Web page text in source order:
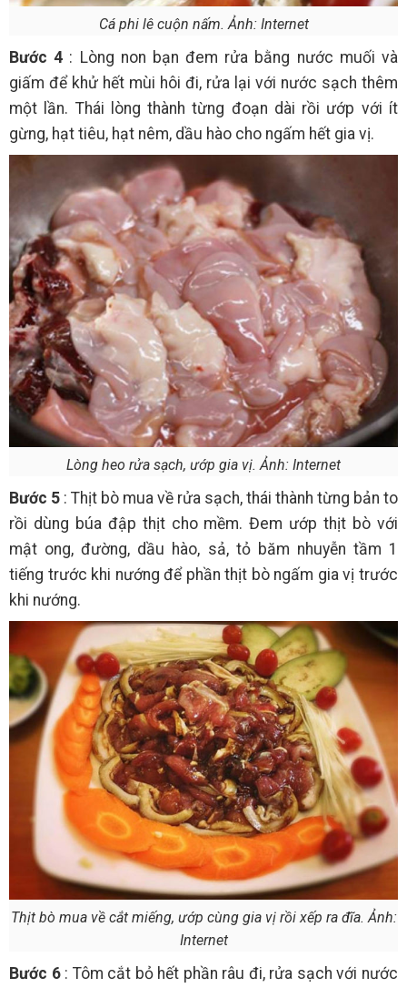
Cá phi lê cuộn nấm. Ảnh: Internet
Bước 4 : Lòng non bạn đem rửa bằng nước muối và
giấm để khử hết mùi hôi đi, rửa lại với nước sạch thêm
một lần. Thái lòng thành từng đoạn dài rồi ướp với ít
gừng, hạt tiêu, hạt nêm, dầu hào cho ngấm hết gia vị.
Lòng heo rửa sạch, ướp gia vị. Ảnh: Internet
Bước 5 : Thịt bò mua về rửa sạch, thái thành từng bản to
rồi dùng búa đập thịt cho mềm. Đem ướp thịt bò với
mật ong, đường, dầu hào, sả, tỏ băm nhuyễn tầm 1
tiếng trước khi nướng để phần thịt bò ngấm gia vị trước
khi nướng.
Thịt bò mua về cắt miếng, ướp cùng gia vị rồi xếp ra đĩa. Ảnh:
Internet
Bước 6: Tôm cắt bỏ hết phần râu đi, rửa sạch với nước